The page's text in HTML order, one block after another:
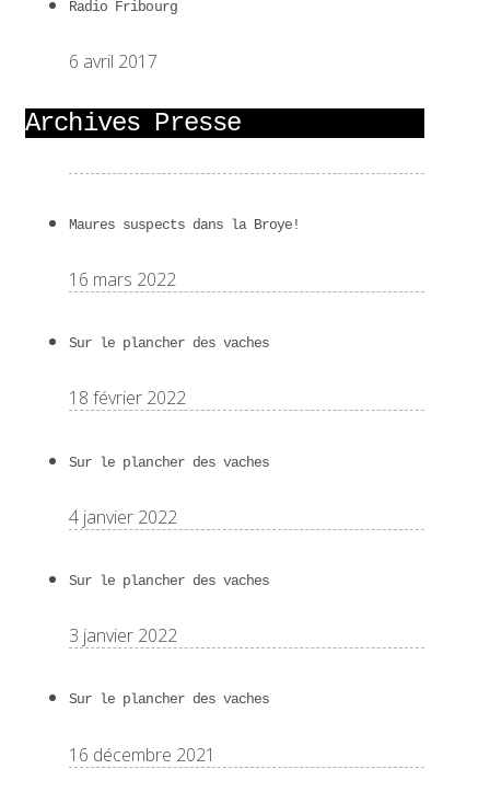
Radio Fribourg
6 avril 2017
Archives Presse
Maures suspects dans la Broye!
16 mars 2022
Sur le plancher des vaches
18 février 2022
Sur le plancher des vaches
4 janvier 2022
Sur le plancher des vaches
3 janvier 2022
Sur le plancher des vaches
16 décembre 2021